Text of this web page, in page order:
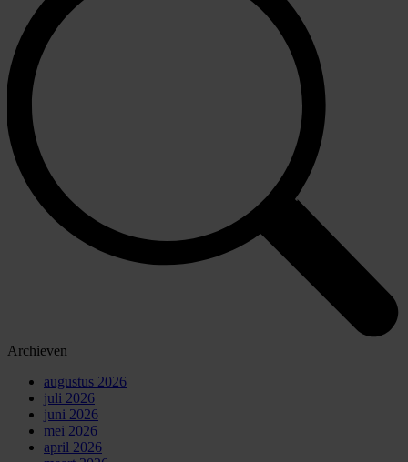
Archieven
augustus 2026
juli 2026
juni 2026
mei 2026
april 2026